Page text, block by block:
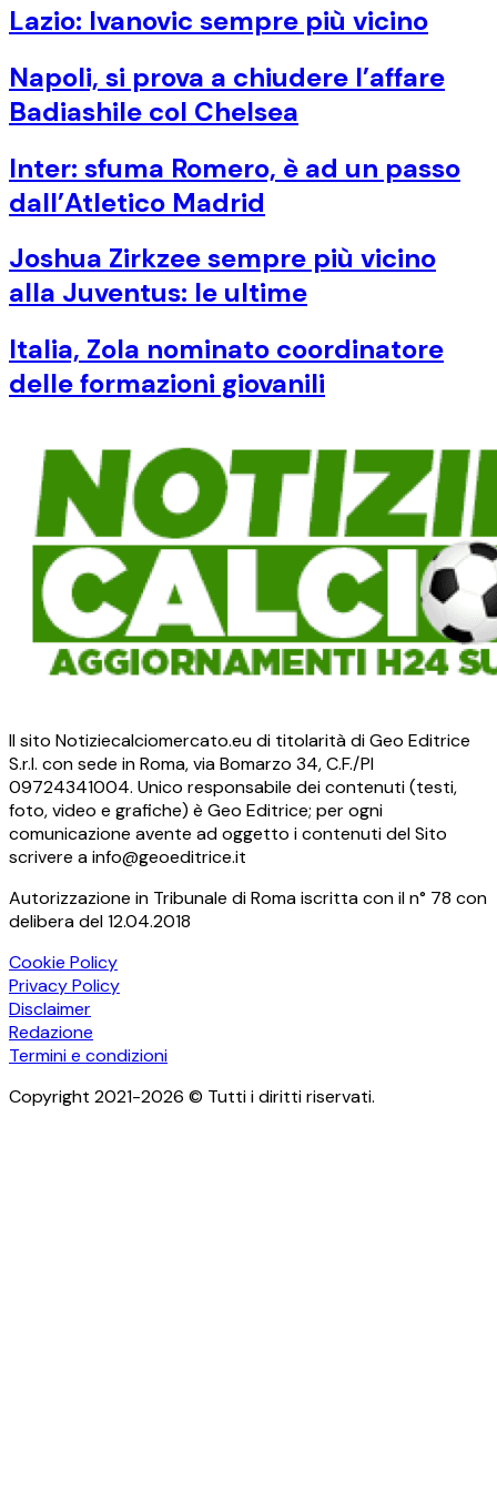
Lazio: Ivanovic sempre più vicino
Napoli, si prova a chiudere l’affare
Badiashile col Chelsea
Inter: sfuma Romero, è ad un passo
dall’Atletico Madrid
Joshua Zirkzee sempre più vicino
alla Juventus: le ultime
Italia, Zola nominato coordinatore
delle formazioni giovanili
Il sito Notiziecalciomercato.eu di titolarità di Geo Editrice
S.r.l. con sede in Roma, via Bomarzo 34, C.F./PI
09724341004. Unico responsabile dei contenuti (testi,
foto, video e grafiche) è Geo Editrice; per ogni
comunicazione avente ad oggetto i contenuti del Sito
scrivere a info@geoeditrice.it
Autorizzazione in Tribunale di Roma iscritta con il n° 78 con
delibera del 12.04.2018
Cookie Policy
Privacy Policy
Disclaimer
Redazione
Termini e condizioni
Copyright 2021-2026 © Tutti i diritti riservati.